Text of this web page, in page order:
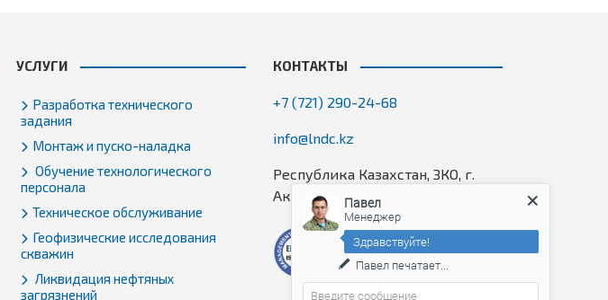
УСЛУГИ
Разработка технического
задания
Монтаж и пуско-наладка
Обучение технологического
персонала
Техническое обслуживание
Геофизические исследования
скважин
Ликвидация нефтяных
загрязнений
КОНТАКТЫ
+7 (721) 290-24-68
info@lndc.kz
Республика Казахстан, ЗКО, г.
Аксай, 7 микрорайон, 1П, оф. 2/5
Павел
Менеджер
Здравствуйте!
Павел печатает...